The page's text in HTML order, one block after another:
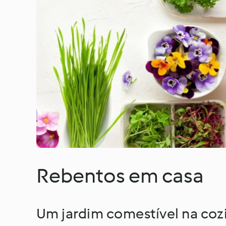
Rebentos em casa
Um jardim comestível na